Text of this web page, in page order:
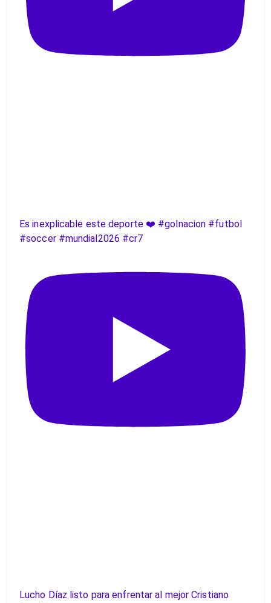
Es inexplicable este deporte ❤️ #golnacion #futbol
#soccer #mundial2026 #cr7
Lucho Díaz listo para enfrentar al mejor Cristiano